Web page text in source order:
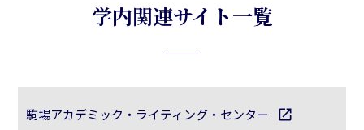
学内関連サイト一覧
駒場アカデミック・ライティング・センター open_in_new